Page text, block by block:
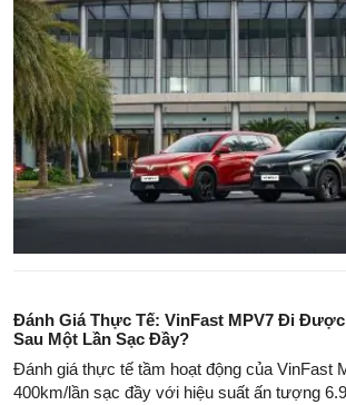
Đánh Giá Thực Tế: VinFast MPV7 Đi
Sau Một Lần Sạc Đầy?
Đánh giá thực tế tầm hoạt động của VinFast
400km/lần sạc đầy với hiệu suất ấn tượng